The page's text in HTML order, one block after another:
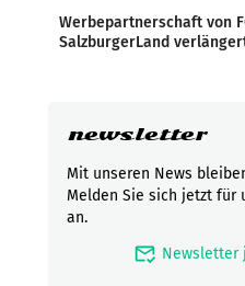
Werbepartnerschaft von
SalzburgerLand
newsletter
Mit unseren News
Melden Sie sich jetzt für
an.
mark_email_read Newsletter